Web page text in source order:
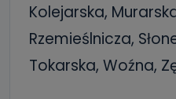
Kolejarska,
Rzemieślnicza,
Tokarska, Woźna,